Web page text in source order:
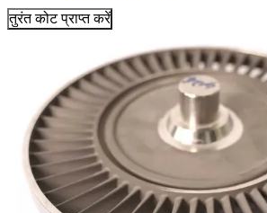
तुरंत कोट प्राप्त करें